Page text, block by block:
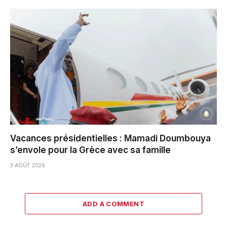
Vacances présidentielles : Mamadi Doumbouya
s’envole pour la Grèce avec sa famille
3 AOÛT 2026
ADD A COMMENT